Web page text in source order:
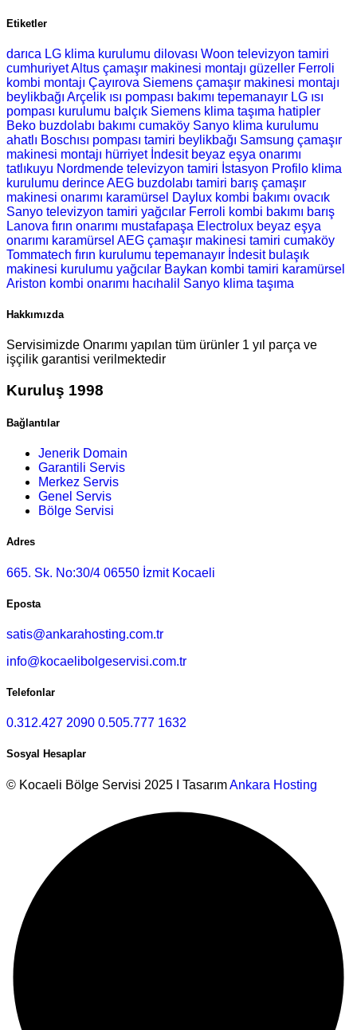
Etiketler
darıca LG klima kurulumu dilovası Woon televizyon tamiri
cumhuriyet Altus çamaşır makinesi montajı güzeller Ferroli
kombi montajı Çayırova Siemens çamaşır makinesi montajı
beylikbağı Arçelik ısı pompası bakımı tepemanayır LG ısı
pompası kurulumu balçık Siemens klima taşıma hatipler
Beko buzdolabı bakımı cumaköy Sanyo klima kurulumu
ahatlı Boschısı pompası tamiri beylikbağı Samsung çamaşır
makinesi montajı hürriyet İndesit beyaz eşya onarımı
tatlıkuyu Nordmende televizyon tamiri İstasyon Profilo klima
kurulumu derince AEG buzdolabı tamiri barış çamaşır
makinesi onarımı karamürsel Daylux kombi bakımı ovacık
Sanyo televizyon tamiri yağcılar Ferroli kombi bakımı barış
Lanova fırın onarımı mustafapaşa Electrolux beyaz eşya
onarımı karamürsel AEG çamaşır makinesi tamiri cumaköy
Tommatech fırın kurulumu tepemanayır İndesit bulaşık
makinesi kurulumu yağcılar Baykan kombi tamiri karamürsel
Ariston kombi onarımı hacıhalil Sanyo klima taşıma
Hakkımızda
Servisimizde Onarımı yapılan tüm ürünler 1 yıl parça ve
işçilik garantisi verilmektedir
Kuruluş 1998
Bağlantılar
Jenerik Domain
Garantili Servis
Merkez Servis
Genel Servis
Bölge Servisi
Adres
665. Sk. No:30/4 06550 İzmit Kocaeli
Eposta
satis@ankarahosting.com.tr
info@kocaelibolgeservisi.com.tr
Telefonlar
0.312.427 2090 0.505.777 1632
Sosyal Hesaplar
© Kocaeli Bölge Servisi 2025 I TasarımAnkara Hosting